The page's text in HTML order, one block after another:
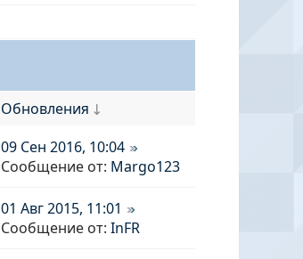
Обновления ↓
09 Сен 2016, 10:04
Сообщение от: Margo123
01 Авг 2015, 11:01
Сообщение от: InFR